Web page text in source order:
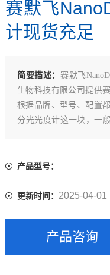
赛默飞
计现货充足
简要描述： 赛默飞
生物科技有限公司提供
根据品牌、型号、配置
分光光度计这一块，一
产品型号：
更新时间： 2025-04-01
产品咨询